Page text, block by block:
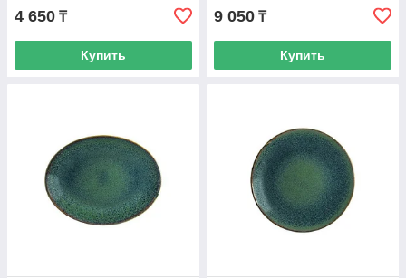
4 650 ₸
Купить
9 050 ₸
Купить